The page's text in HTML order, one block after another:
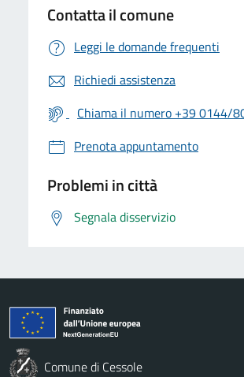
Contatta il comune
Leggi le domande frequenti
Richiedi assistenza
Chiama il numero +39 0144/
Prenota appuntamento
Problemi in città
Segnala disservizio
Comune di Cessole